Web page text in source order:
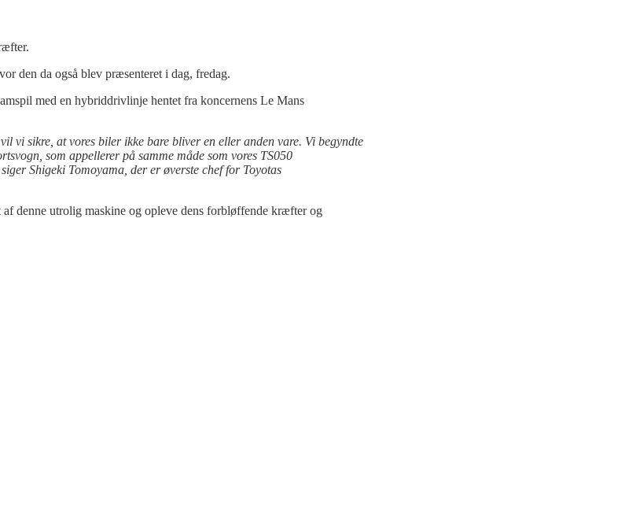
den da også blev præsenteret i dag, fredag.
med en hybriddrivlinje hentet fra koncernens Le Mans
vi sikre, at vores biler ikke bare bliver en eller anden vare. Vi begyndte
som appellerer på samme måde som vores TS050
Shigeki Tomoyama, der er øverste chef for Toyotas
denne utrolig maskine og opleve dens forbløffende kræfter og